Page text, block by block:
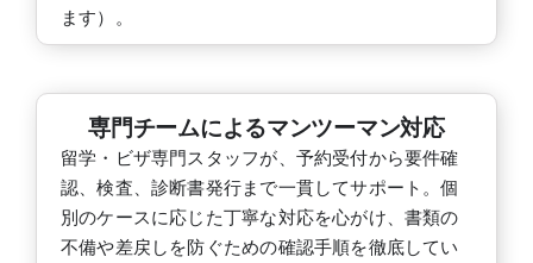
ます）。
専門チームによるマンツーマン対応
留学・ビザ専門スタッフが、予約受付から要件確
認、検査、診断書発行まで一貫してサポート。個
別のケースに応じた丁寧な対応を心がけ、書類の
不備や差戻しを防ぐための確認手順を徹底してい